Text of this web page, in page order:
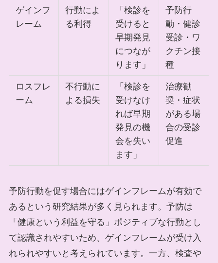
ゲインフ
レーム
行動によ
る利得
「検診を
受けると
早期発見
につなが
ります」
予防行
動・健診
受診・ワ
クチン接
種
ロスフレ
ーム
不行動に
よる損失
「検診を
受けなけ
れば早期
発見の機
会を失い
ます」
治療勧
奨・症状
がある場
合の受診
促進
予防行動を促す場合にはゲインフレームが有効で
あるという研究結果が多く見られます。予防は
「健康という利益を守る」ポジティブな行動とし
て認識されやすいため、ゲインフレームが受け入
れられやすいと考えられています。一方、検査や